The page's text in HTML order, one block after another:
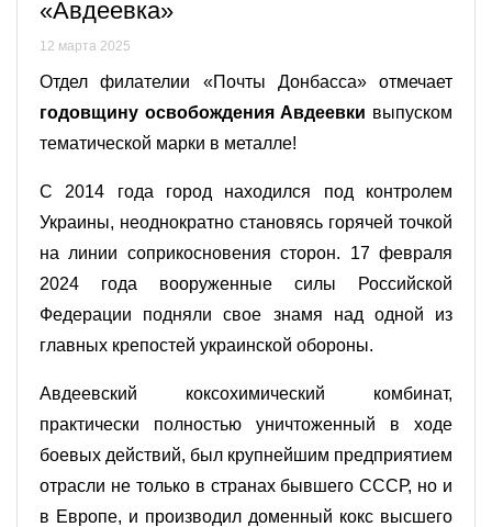
«Авдеевка»
12 марта 2025
Отдел филателии «Почты Донбасса» отмечает
годовщину освобождения Авдеевки выпуском
тематической марки в металле!
С 2014 года город находился под контролем
Украины, неоднократно становясь горячей точкой
на линии соприкосновения сторон. 17 февраля
2024 года вооруженные силы Российской
Федерации подняли свое знамя над одной из
главных крепостей украинской обороны.
Авдеевский коксохимический комбинат,
практически полностью уничтоженный в ходе
боевых действий, был крупнейшим предприятием
отрасли не только в странах бывшего СССР, но и
в Европе, и производил доменный кокс высшего